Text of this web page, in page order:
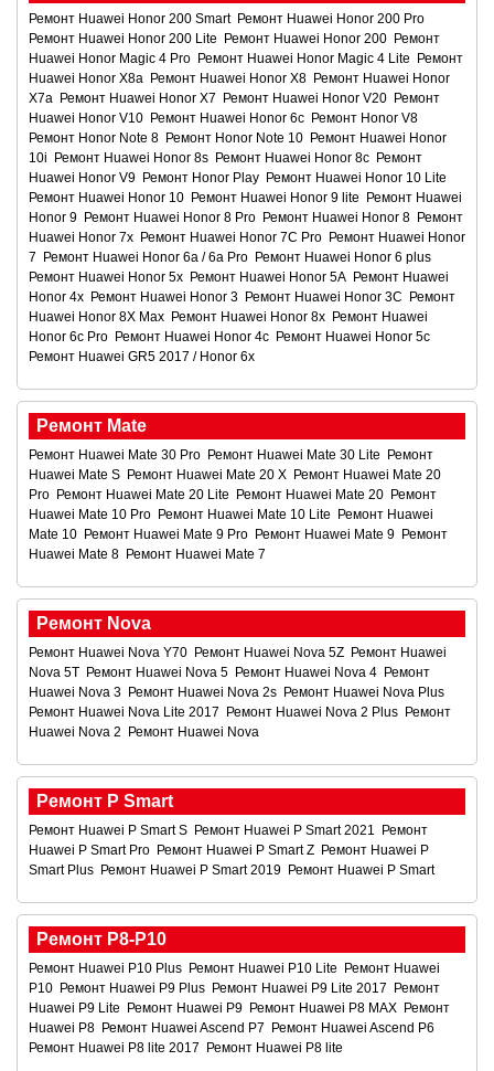
Ремонт Huawei Honor 200 Smart Ремонт Huawei Honor 200 Pro
Ремонт Huawei Honor 200 Lite Ремонт Huawei Honor 200 Ремонт
Huawei Honor Magic 4 Pro Ремонт Huawei Honor Magic 4 Lite Ремонт
Huawei Honor X8a Ремонт Huawei Honor X8 Ремонт Huawei Honor
X7a Ремонт Huawei Honor X7 Ремонт Huawei Honor V20 Ремонт
Huawei Honor V10 Ремонт Huawei Honor 6c Ремонт Honor V8
Ремонт Honor Note 8 Ремонт Honor Note 10 Ремонт Huawei Honor
10i Ремонт Huawei Honor 8s Ремонт Huawei Honor 8c Ремонт
Huawei Honor V9 Ремонт Honor Play Ремонт Huawei Honor 10 Lite
Ремонт Huawei Honor 10 Ремонт Huawei Honor 9 lite Ремонт Huawei
Honor 9 Ремонт Huawei Honor 8 Pro Ремонт Huawei Honor 8 Ремонт
Huawei Honor 7x Ремонт Huawei Honor 7C Pro Ремонт Huawei Honor
7 Ремонт Huawei Honor 6a / 6a Pro Ремонт Huawei Honor 6 plus
Ремонт Huawei Honor 5x Ремонт Huawei Honor 5A Ремонт Huawei
Honor 4x Ремонт Huawei Honor 3 Ремонт Huawei Honor 3C Ремонт
Huawei Honor 8X Max Ремонт Huawei Honor 8x Ремонт Huawei
Honor 6c Pro Ремонт Huawei Honor 4c Ремонт Huawei Honor 5c
Ремонт Huawei GR5 2017 / Honor 6x
Ремонт Mate
Ремонт Huawei Mate 30 Pro Ремонт Huawei Mate 30 Lite Ремонт
Huawei Mate S Ремонт Huawei Mate 20 X Ремонт Huawei Mate 20
Pro Ремонт Huawei Mate 20 Lite Ремонт Huawei Mate 20 Ремонт
Huawei Mate 10 Pro Ремонт Huawei Mate 10 Lite Ремонт Huawei
Mate 10 Ремонт Huawei Mate 9 Pro Ремонт Huawei Mate 9 Ремонт
Huawei Mate 8 Ремонт Huawei Mate 7
Ремонт Nova
Ремонт Huawei Nova Y70 Ремонт Huawei Nova 5Z Ремонт Huawei
Nova 5T Ремонт Huawei Nova 5 Ремонт Huawei Nova 4 Ремонт
Huawei Nova 3 Ремонт Huawei Nova 2s Ремонт Huawei Nova Plus
Ремонт Huawei Nova Lite 2017 Ремонт Huawei Nova 2 Plus Ремонт
Huawei Nova 2 Ремонт Huawei Nova
Ремонт P Smart
Ремонт Huawei P Smart S Ремонт Huawei P Smart 2021
Ремонт
Huawei P Smart Pro Ремонт Huawei P Smart Z Ремонт Huawei P
Smart Plus Ремонт Huawei P Smart 2019 Ремонт Huawei P Smart
Ремонт P8-P10
Ремонт Huawei P10 Plus Ремонт Huawei P10 Lite Ремонт Huawei
P10 Ремонт Huawei P9 Plus Ремонт Huawei P9 Lite 2017 Ремонт
Huawei P9 Lite Ремонт Huawei P9 Ремонт Huawei P8 MAX Ремонт
Huawei P8 Ремонт Huawei Ascend P7 Ремонт Huawei Ascend P6
Ремонт Huawei P8 lite 2017 Ремонт Huawei P8 lite